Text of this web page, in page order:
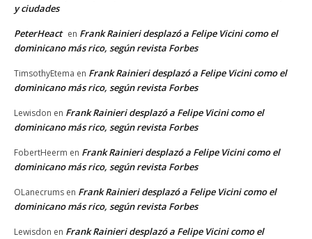
y ciudades
PeterHeact en Frank Rainieri desplazó a Felipe Vicini como el
dominicano más rico, según revista Forbes
TimsothyEtema en Frank Rainieri desplazó a Felipe Vicini como el
dominicano más rico, según revista Forbes
Lewisdon en Frank Rainieri desplazó a Felipe Vicini como el
dominicano más rico, según revista Forbes
FobertHeerm en Frank Rainieri desplazó a Felipe Vicini como el
dominicano más rico, según revista Forbes
OLanecrums en Frank Rainieri desplazó a Felipe Vicini como el
dominicano más rico, según revista Forbes
Lewisdon en Frank Rainieri desplazó a Felipe Vicini como el